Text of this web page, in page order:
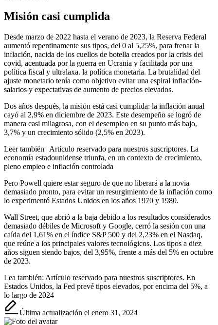
Misión casi cumplida
Desde marzo de 2022 hasta el verano de 2023, la Reserva Federal
aumentó repentinamente sus tipos, del 0 al 5,25%, para frenar la
inflación, nacida de los cuellos de botella creados por la crisis del
covid, acentuada por la guerra en Ucrania y facilitada por una
política fiscal y ultralaxa. la política monetaria. La brutalidad del
ajuste monetario tenía como objetivo evitar una espiral inflación-
salarios y expectativas de aumento de precios elevados.
Dos años después, la misión está casi cumplida: la inflación anual
cayó al 2,9% en diciembre de 2023. Este desempeño se logró de
manera casi milagrosa, con el desempleo en su punto más bajo,
3,7% y un crecimiento sólido (2,5% en 2023).
Leer también | Artículo reservado para nuestros suscriptores. La
economía estadounidense triunfa, en un contexto de crecimiento,
pleno empleo e inflación controlada
Pero Powell quiere estar seguro de que no liberará a la novia
demasiado pronto, para evitar un resurgimiento de la inflación como
lo experimentó Estados Unidos en los años 1970 y 1980.
Wall Street, que abrió a la baja debido a los resultados considerados
demasiado débiles de Microsoft y Google, cerró la sesión con una
caída del 1,61% en el índice S&P 500 y del 2,23% en el Nasdaq,
que reúne a los principales valores tecnológicos. Los tipos a diez
años siguen siendo bajos, del 3,95%, frente a más del 5% en octubre
de 2023.
Lea también: Artículo reservado para nuestros suscriptores. En
Estados Unidos, la Fed prevé tipos elevados, por encima del 5%, a
lo largo de 2024
Última actualización el enero 31, 2024